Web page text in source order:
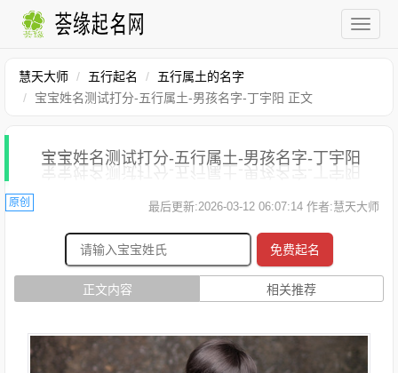
慧天大师 五行起名
五行属土的名字
宝宝姓名测试打分-五行属土-男孩名字-丁宇阳 正文
宝宝姓名测试打分-五行属土-男孩名字-丁宇阳
原创 最后更新:2026-03-12 06:07:14 作者:慧天大师
免费起名
正文内容 相关推荐